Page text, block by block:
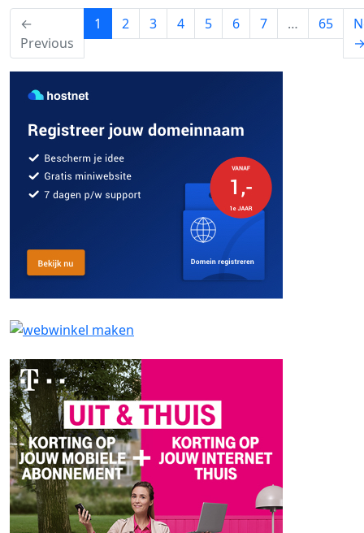
←
Previous
1 (current)
2 3 4 5 6 7 … 65